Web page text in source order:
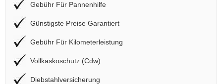
Gebühr Für Pannenhilfe
Günstigste Preise Garantiert
Gebühr Für Kilometerleistung
Vollkaskoschutz (Cdw)
Diebstahlversicherung